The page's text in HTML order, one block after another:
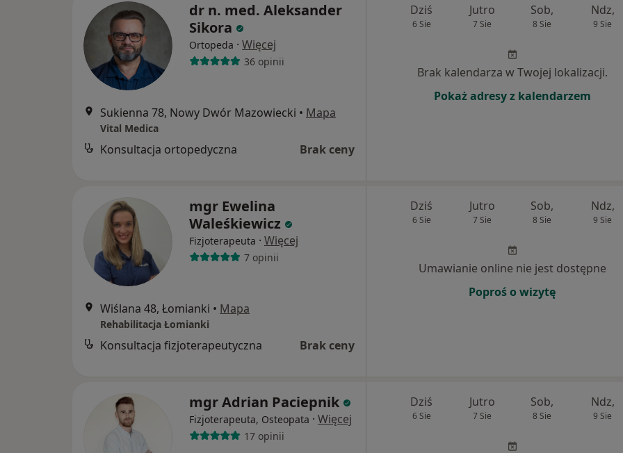
dr n. med. Aleksander
Sikora
Ortopeda · Więcej
36 opinii
Sukienna 78, Nowy Dwór Mazowiecki • Mapa
Vital Medica
Konsultacja ortopedyczna Brak ceny
Dziś
6 Sie
Jutro
7 Sie
Sob,
8 Sie
Ndz,
9 Sie
Brak kalendarza w Twojej lokalizacji.
Pokaż adresy z kalendarzem
mgr Ewelina
Waleśkiewicz
Fizjoterapeuta · Więcej
7 opinii
Wiślana 48, Łomianki • Mapa
Rehabilitacja Łomianki
Konsultacja fizjoterapeutyczna Brak ceny
Dziś
6 Sie
Jutro
7 Sie
Sob,
8 Sie
Ndz,
9 Sie
Umawianie online nie jest dostępne
Poproś o wizytę
mgr Adrian Paciepnik
Fizjoterapeuta, Osteopata · Więcej
17 opinii
Dziś
6 Sie
Jutro
7 Sie
Sob,
8 Sie
Ndz,
9 Sie